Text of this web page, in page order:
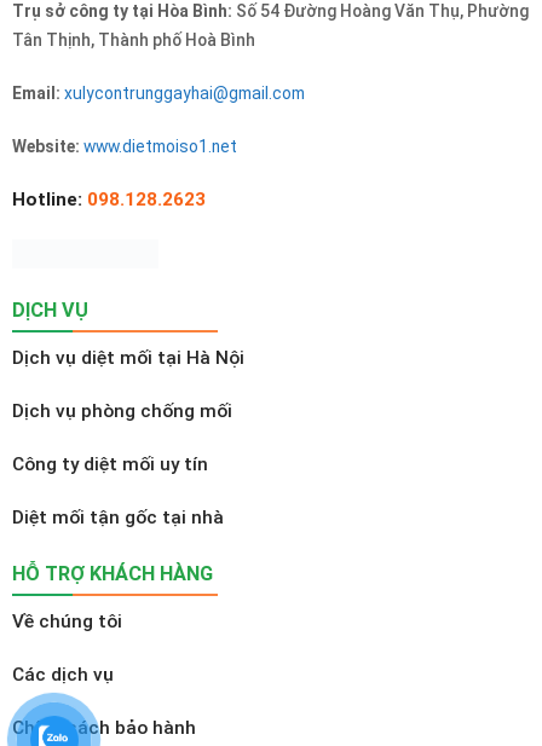
Trụ sở công ty tại Hòa Bình: Số 54 Đường Hoàng Văn Thụ, Phường
Tân Thịnh, Thành phố Hoà Bình
Email: xulycontrunggayhai@gmail.com
Website: www.dietmoiso1.net
Hotline: 098.128.2623
DỊCH VỤ
Dịch vụ diệt mối tại Hà Nội
Dịch vụ phòng chống mối
Công ty diệt mối uy tín
Diệt mối tận gốc tại nhà
HỖ TRỢ KHÁCH HÀNG
Về chúng tôi
Các dịch vụ
Chính sách bảo hành